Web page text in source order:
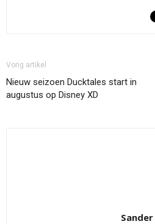
Vorig artikel
Nieuw seizoen Ducktales start in
augustus op Disney XD
Sander